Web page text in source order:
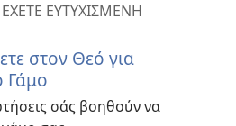
ΕΥΤΥΧΙΣΜΕΝΗ
στον Θεό για
Γάμο
σάς βοηθούν να